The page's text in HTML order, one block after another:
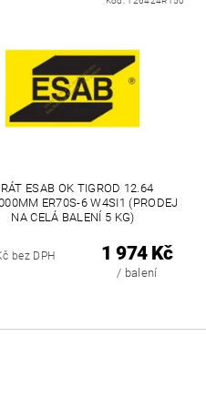
ESAB OK TIGROD 12.64
ER70S-6 W4SI1 (PRODEJ
NA CELÁ BALENÍ 5 KG)
bez DPH 1 974 Kč
/ balení